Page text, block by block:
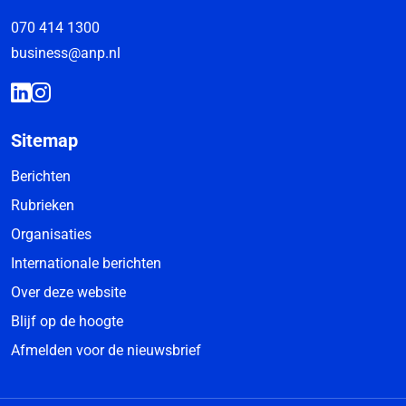
070 414 1300
business@anp.nl
Sitemap
Berichten
Rubrieken
Organisaties
Internationale berichten
Over deze website
Blijf op de hoogte
Afmelden voor de nieuwsbrief